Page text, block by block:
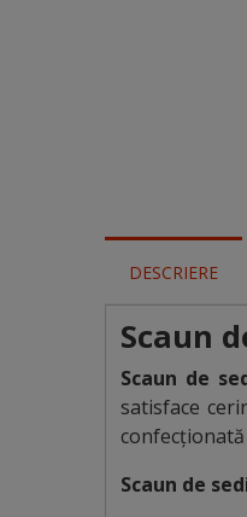
DESCRIERE
Scaun
Scaun de
satisface
Scaun de